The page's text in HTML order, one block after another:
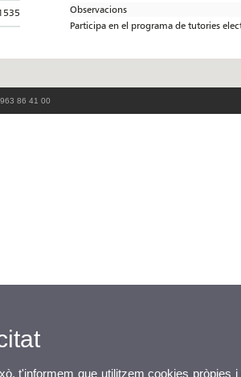
Observacions
Participa en el programa de tutories
86 41 00
t'informem que utilitzem cookies pròpies